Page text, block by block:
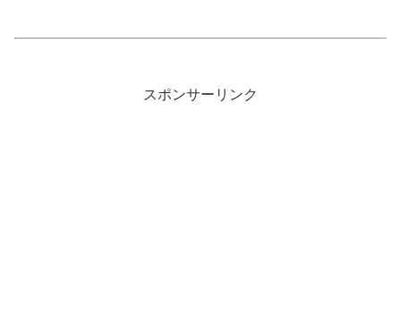
スポンサーリンク